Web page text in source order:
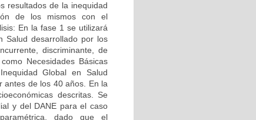
resultados de la inequidad
de los mismos con el
En la fase 1 se utilizará
Salud desarrollado por los
discriminante, de
Necesidades Básicas
Global en Salud
antes de los 40 años. En la
descritas. Se
y del DANE para el caso
dado que el